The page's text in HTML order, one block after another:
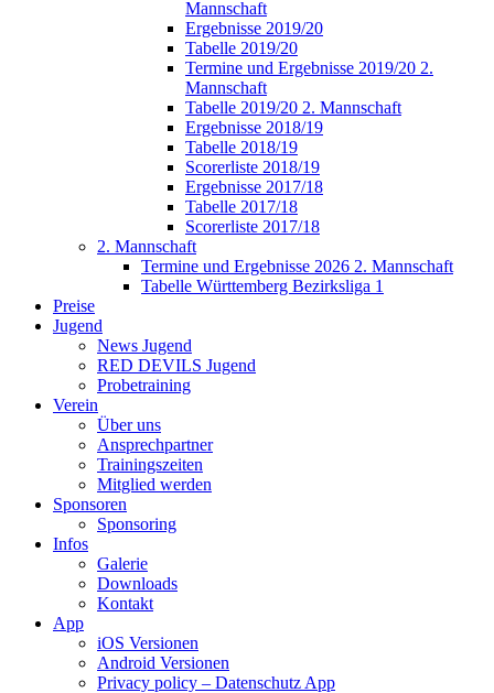
Mannschaft
Ergebnisse 2019/20
Tabelle 2019/20
Termine und Ergebnisse 2019/20 2.
Mannschaft
Tabelle 2019/20 2. Mannschaft
Ergebnisse 2018/19
Tabelle 2018/19
Scorerliste 2018/19
Ergebnisse 2017/18
Tabelle 2017/18
Scorerliste 2017/18
2. Mannschaft
Termine und Ergebnisse 2026 2. Mannschaft
Tabelle Württemberg Bezirksliga 1
Preise
Jugend
News Jugend
RED DEVILS Jugend
Probetraining
Verein
Über uns
Ansprechpartner
Trainingszeiten
Mitglied werden
Sponsoren
Sponsoring
Infos
Galerie
Downloads
Kontakt
App
iOS Versionen
Android Versionen
Privacy policy – Datenschutz App